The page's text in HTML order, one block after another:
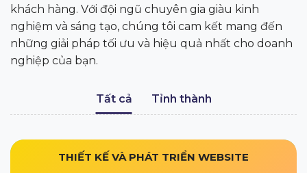
khách hàng. Với đội ngũ chuyên gia giàu kinh
nghiệm và sáng tạo, chúng tôi cam kết mang đến
những giải pháp tối ưu và hiệu quả nhất cho doanh
nghiệp của bạn.
Tất cả Tỉnh thành
THIẾT KẾ VÀ PHÁT TRIỂN WEBSITE